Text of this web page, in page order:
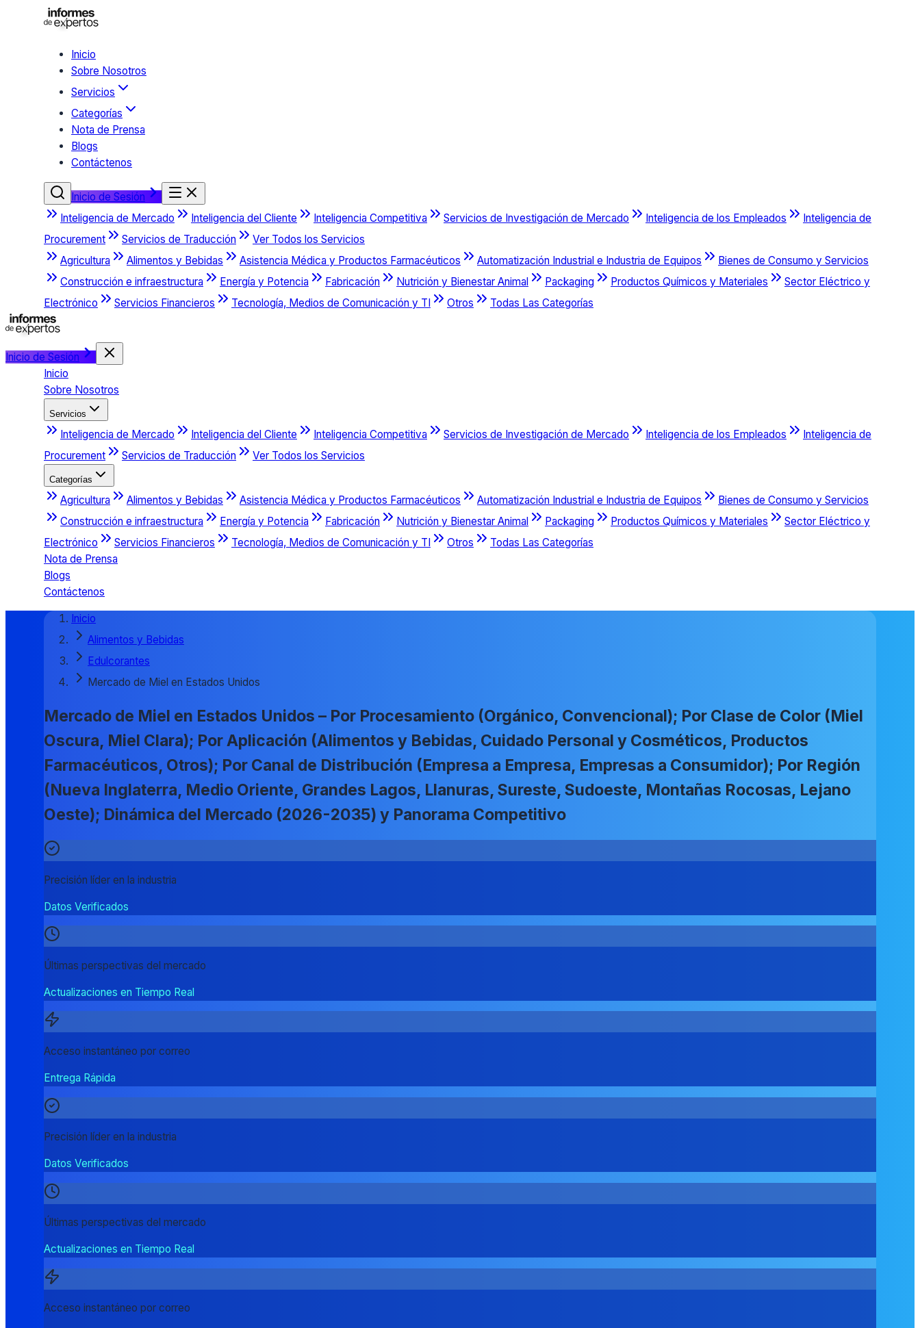
Inicio
Sobre Nosotros
Servicios
Categorías
Nota de Prensa
Blogs
Contáctenos
Inicio de Sesión
Inteligencia de Mercado
Inteligencia del Cliente Inteligencia Competitiva Servicios de Investigación de Mercado Inteligencia de los Empleados
Inteligencia de
Procurement
Servicios de Traducción
Ver Todos los Servicios
Agricultura
Alimentos y Bebidas Asistencia Médica y Productos Farmacéuticos Automatización Industrial e Industria de Equipos
Bienes de Consumo y Servicios
Construcción e infraestructura
Energía y Potencia Fabricación Nutrición y Bienestar Animal Packaging Productos Químicos y Materiales
Sector Eléctrico y
Electrónico
Servicios Financieros Tecnología, Medios de Comunicación y TI Otros Todas Las Categorías
Inicio de Sesión
Inicio
Sobre Nosotros
Servicios
Inteligencia de Mercado Inteligencia del Cliente Inteligencia Competitiva Servicios de Investigación de Mercado Inteligencia de los Empleados
Inteligencia de
Procurement
Servicios de Traducción Ver Todos los Servicios
Categorías
Agricultura Alimentos y Bebidas Asistencia Médica y Productos Farmacéuticos Automatización Industrial e Industria de Equipos
Bienes de Consumo y Servicios
Construcción e infraestructura
Energía y Potencia Fabricación Nutrición y Bienestar Animal Packaging Productos Químicos y Materiales
Sector Eléctrico y
Electrónico
Servicios Financieros Tecnología, Medios de Comunicación y TI Otros
Todas Las Categorías
Nota de Prensa
Blogs
Contáctenos
Inicio
Alimentos y Bebidas
Edulcorantes
Mercado de Miel en Estados Unidos
Mercado de Miel en Estados Unidos – Por Procesamiento (Orgánico, Convencional); Por Clase de Color (Miel
Oscura, Miel Clara); Por Aplicación (Alimentos y Bebidas, Cuidado Personal y Cosméticos, Productos
Farmacéuticos, Otros); Por Canal de Distribución (Empresa a Empresa, Empresas a Consumidor); Por Región
(Nueva Inglaterra, Medio Oriente, Grandes Lagos, Llanuras, Sureste, Sudoeste, Montañas Rocosas, Lejano
Oeste); Dinámica del Mercado (2026-2035) y Panorama Competitivo
Precisión líder en la industria
Datos Verificados
Últimas perspectivas del mercado
Actualizaciones en Tiempo Real
Acceso instantáneo por correo
Entrega Rápida
Precisión líder en la industria
Datos Verificados
Últimas perspectivas del mercado
Actualizaciones en Tiempo Real
Acceso instantáneo por correo